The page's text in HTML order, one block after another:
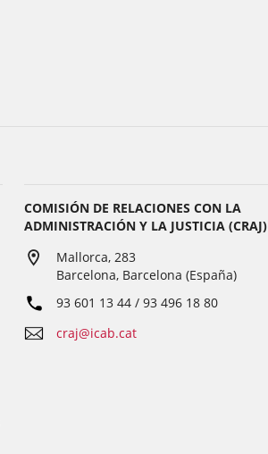
COMISIÓN DE RELACIONES CON LA
ADMINISTRACIÓN Y LA JUSTICIA (CRAJ)
Mallorca, 283
Barcelona, Barcelona (España)
93 601 13 44 / 93 496 18 80
craj@icab.cat